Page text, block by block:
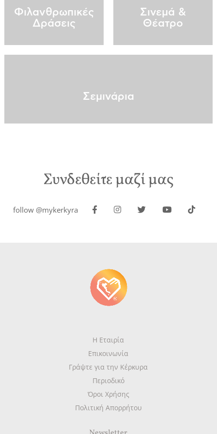
Φιλανθρωπικές
Δράσεις
Σινεμά &
Θέατρο
Σεμινάρια
Συνδεθείτε μαζί μας
follow @mykerkyra
Η Εταιρία
Επικοινωνία
Γράψτε για την Κέρκυρα
Περιοδικό
Όροι Χρήσης
Πολιτική Απορρήτου